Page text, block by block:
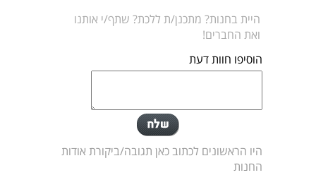
היית בחנות? מתכנן/ת ללכת? שתף/י אותנו
ואת החברים!
הוסיפו חוות דעת
היו הראשונים לכתוב כאן תגובה/ביקורת אודות
החנות